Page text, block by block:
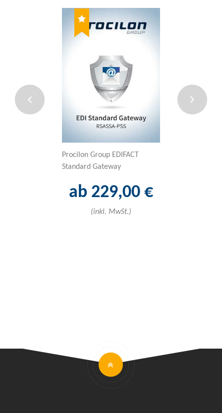
Procilon Group EDIFACT
Standard Gateway
ab 229,00 €
(inkl. MwSt.)